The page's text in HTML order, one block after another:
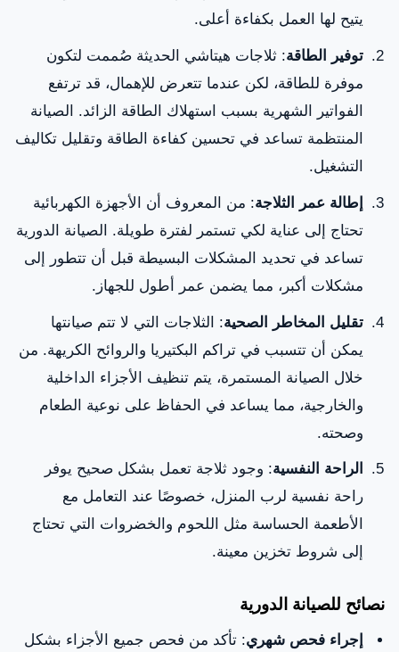
يتيح لها العمل بكفاءة أعلى.
توفير الطاقة: ثلاجات هيتاشي الحديثة صُممت لتكون
موفرة للطاقة، لكن عندما تتعرض للإهمال، قد ترتفع
الفواتير الشهرية بسبب استهلاك الطاقة الزائد. الصيانة
المنتظمة تساعد في تحسين كفاءة الطاقة وتقليل تكاليف
التشغيل.
إطالة عمر الثلاجة: من المعروف أن الأجهزة الكهربائية
تحتاج إلى عناية لكي تستمر لفترة طويلة. الصيانة الدورية
تساعد في تحديد المشكلات البسيطة قبل أن تتطور إلى
مشكلات أكبر، مما يضمن عمر أطول للجهاز.
تقليل المخاطر الصحية: الثلاجات التي لا تتم صيانتها
يمكن أن تتسبب في تراكم البكتيريا والروائح الكريهة. من
خلال الصيانة المستمرة، يتم تنظيف الأجزاء الداخلية
والخارجية، مما يساعد في الحفاظ على نوعية الطعام
وصحته.
الراحة النفسية: وجود ثلاجة تعمل بشكل صحيح يوفر
راحة نفسية لرب المنزل، خصوصًا عند التعامل مع
الأطعمة الحساسة مثل اللحوم والخضروات التي تحتاج
إلى شروط تخزين معينة.
نصائح للصيانة الدورية
إجراء فحص شهري: تأكد من فحص جميع الأجزاء بشكل